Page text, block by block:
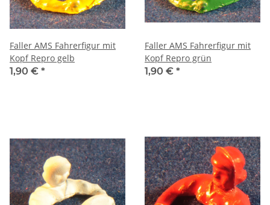
Faller AMS Fahrerfigur mit
Kopf Repro gelb
1,90 € *
Faller AMS Fahrerfigur mit
Kopf Repro grün
1,90 € *